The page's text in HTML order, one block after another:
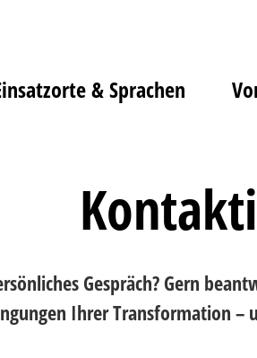
& Sprachen
Gespräch? Gern
Ihrer Transformation –